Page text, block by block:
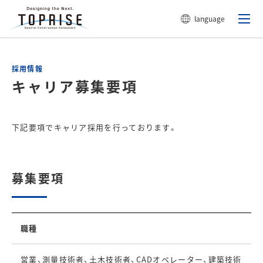
language
採用情報
キャリア募集要項
下記要項でキャリア採用を行っております。
募集要項
職種
営業、測量技術者、土木技術者、CADオペレーター、建築技術